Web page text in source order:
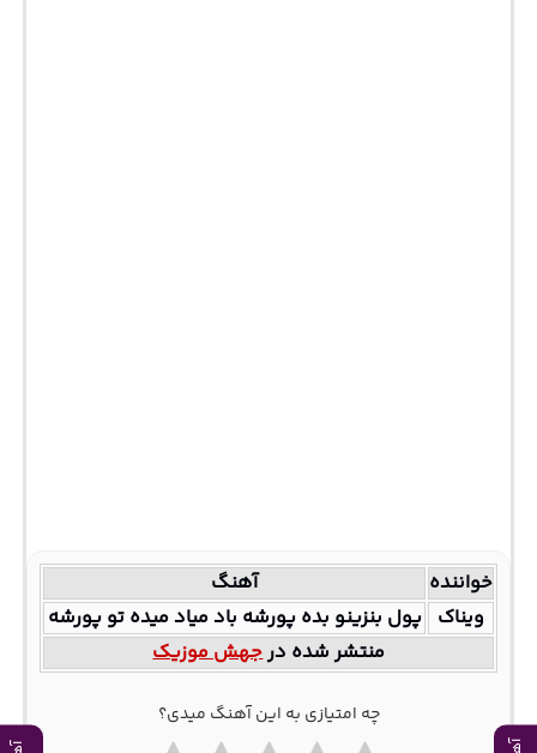
خواننده
آهنگ
ویناک پول بنزینو بده پورشه باد میاد میده تو پورشه
منتشر شده درجهش موزیک
چه امتیازی به این آهنگ میدی؟